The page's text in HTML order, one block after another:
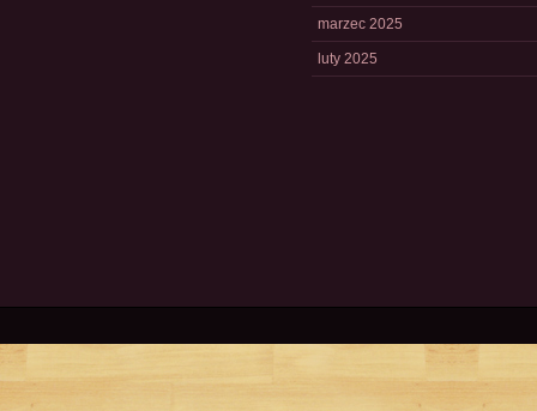
marzec 2025
luty 2025